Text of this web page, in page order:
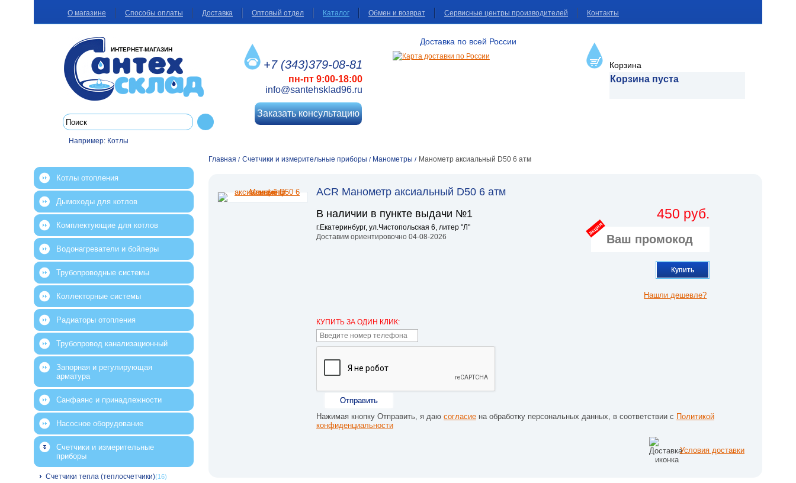
О магазине Способы оплаты Доставка Оптовый отдел Каталог Обмен и возврат Сервисные центры производителей Контакты
ИНТЕРНЕТ-МАГАЗИН
Например: Котлы
+7 (343)379-08-81
пн-пт 9:00-18:00
info@santehsklad96.ru
Заказать консультацию
Доставка по всей России
Корзина
Корзина пуста
Главная / Счетчики и измерительные приборы / Манометры / Манометр аксиальный D50 6 атм
ACR Манометр аксиальный D50 6 атм
В наличии в пункте выдачи №1
г.Екатеринбург, ул.Чистопольская 6, литер "Л"
Доставим ориентировочно 04-08-2026
450 руб.
акция
Купить
Нашли дешевле?
КУПИТЬ ЗА ОДИН КЛИК:
Отправить
Нажимая кнопку Отправить, я даю согласие на обработку персональных данных, в соответствии с Политикой
конфиденциальности
Условия доставки
Котлы отопления
Дымоходы для котлов
Комплектующие для котлов
Водонагреватели и бойлеры
Трубопроводные системы
Коллекторные системы
Радиаторы отопления
Трубопровод канализационный
Запорная и регулирующая
арматура
Санфаянс и принадлежности
Насосное оборудование
Счетчики и измерительные
приборы
Счетчики тепла (теплосчетчики)(16)